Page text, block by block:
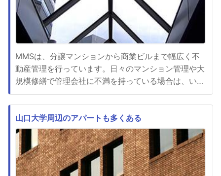
MMSは、分譲マンションから商業ビルまで幅広く不
動産管理を行っています。日々のマンション管理や大
規模修繕で管理会社に不満を持っている場合は、いつ
でもMMSに相談できます。マンション管理会社では
様々な業務を行っていますが、管理の内容に問題があ
ると共同生活の質が落ちてしまいます。マンション管
理の基本は安全と安心で、MMSは適正な価格で適正
な管理を行っています。常...
山口大学周辺のアパートも多くある